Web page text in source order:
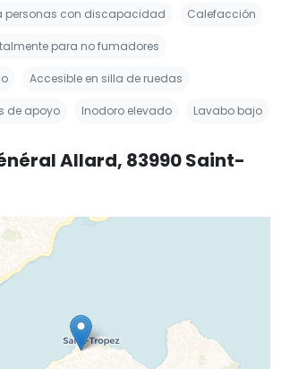
personas con discapacidad Calefacción
para no fumadores
Accesible en silla de ruedas
de apoyo Inodoro elevado Lavabo bajo
Allard, 83990 Saint-